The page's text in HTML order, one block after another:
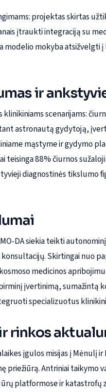
projektas skirtas
įtraukti integraciją su
modelio mokyba atsižvelgti
ir
klinikiniams scenarijams:
astronautą gydytoją,
mąstyme ir gydymo
teisinga 88% čiurnos
diagnostinės tikslumo
DA siekia teikti
Skirtingai nuo
medicinos
įvertinimą, sumažintą
specializuotus
rinkos
įgulos misijas į Mėnulį
priežiūrą. Antriniai taikymo
platformose ir katastrofų